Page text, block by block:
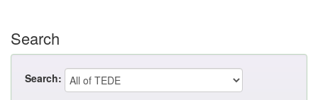
Search
Search: